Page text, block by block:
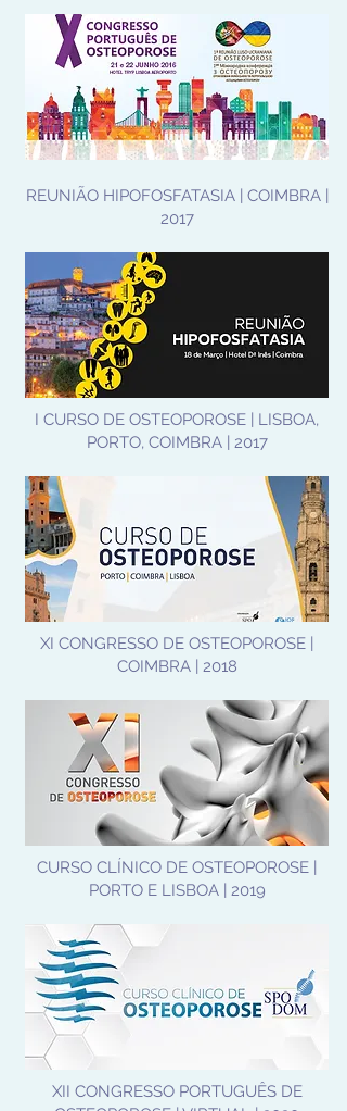
REUNIÃO HIPOFOSFATASIA | COIMBRA |
2017
I CURSO DE OSTEOPOROSE | LISBOA,
PORTO, COIMBRA | 2017
XI CONGRESSO DE OSTEOPOROSE |
COIMBRA | 2018
CURSO CLÍNICO DE OSTEOPOROSE |
PORTO E LISBOA | 2019
XII CONGRESSO PORTUGUÊS DE